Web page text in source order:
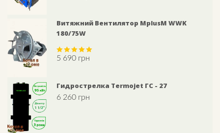
Витяжний Вентилятор MplusM WWK
180/75W
Rated 5.00
out of 5
5 690 грн
Гидрострелка Termojet ГС - 27
6 260 грн